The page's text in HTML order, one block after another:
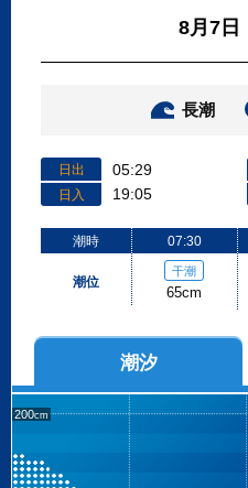
長潮
日出 05:29
日入 19:05
潮時
潮位
07:30
干潮
65cm
潮汐
200